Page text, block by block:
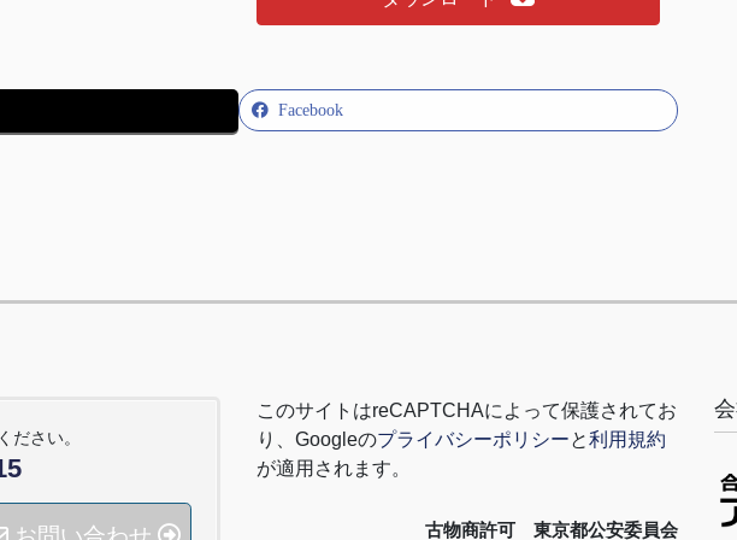
Facebook
ださい。
このサイトはreCAPTCHAによって保護されてお
り、 Googleのプライバシーポリシーと利用規約
が適用されます。
古物商許可 東京都公安委員会